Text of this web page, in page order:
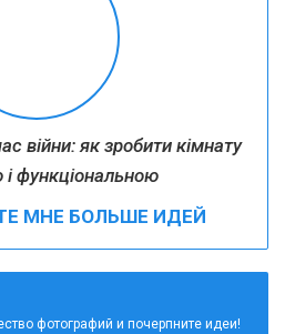
війни: як зробити кімнату
функціональною
МНЕ БОЛЬШЕ ИДЕЙ
фотографий и почерпните идеи!